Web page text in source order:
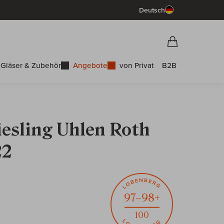
Deutsch
Gläser & Zubehör Angebote von Privat B2B
Uhlen Roth
97–98+
100